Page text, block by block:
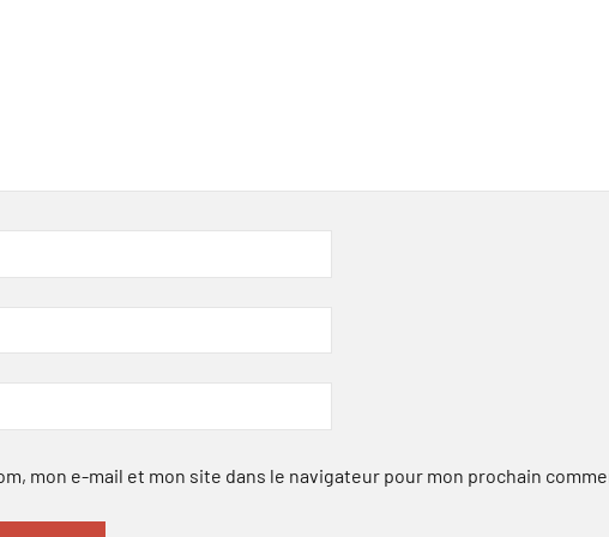
mon e-mail et mon site dans le navigateur pour mon prochain